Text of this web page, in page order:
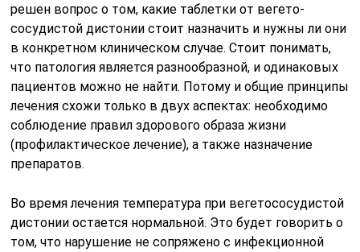
решен вопрос о том, какие таблетки от вегето-
сосудистой дистонии стоит назначить и нужны ли они
в конкретном клиническом случае. Стоит понимать,
что патология является разнообразной, и одинаковых
пациентов можно не найти. Потому и общие принципы
лечения схожи только в двух аспектах: необходимо
соблюдение правил здорового образа жизни
(профилактическое лечение), а также назначение
препаратов.
Во время лечения температура при вегетососудистой
дистонии остается нормальной. Это будет говорить о
том, что нарушение не сопряжено с инфекционной